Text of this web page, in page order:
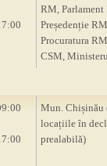
RM, Parlament
Președenție
Procuratura
CSM,
Mun. Chișinău
locațiile în
prealabilă)